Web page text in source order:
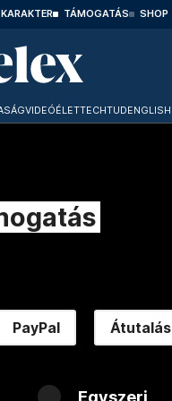
KARAKTER TÁMOGATÁS SHOP
VIDEÓÉLETTECHTUDENGLISH
PayPal Átutalás
Egyszeri